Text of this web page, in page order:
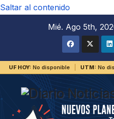
Saltar al contenido
Mié. Ago 5th,
UF HOY: No disponible UTM: No